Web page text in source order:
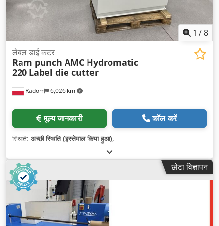
1 /8
Radom 6,026 km
लेबल डाई कटर
Ram punch AMC Hydromatic
220 Label die cutter
मूल्य जानकारी कॉल करें
स्थिति: अच्छी स्थिति (इस्तेमाल किया हुआ),
छोटा विज्ञापन